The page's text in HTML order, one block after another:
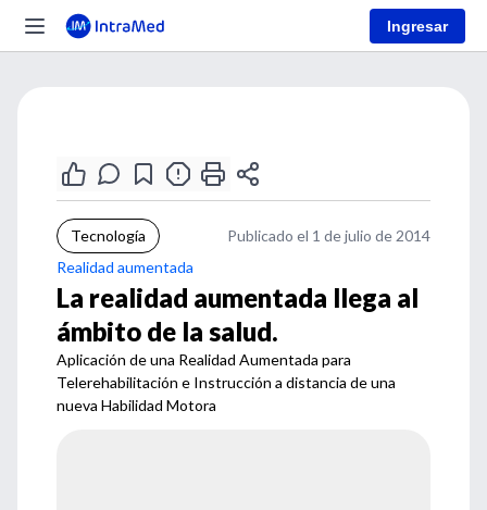
Ingresar
Tecnología
Publicado el 1 de julio de 2014
Realidad aumentada
La realidad aumentada llega al
ámbito de la salud.
Aplicación de una Realidad Aumentada para
Telerehabilitación e Instrucción a distancia de una
nueva Habilidad Motora